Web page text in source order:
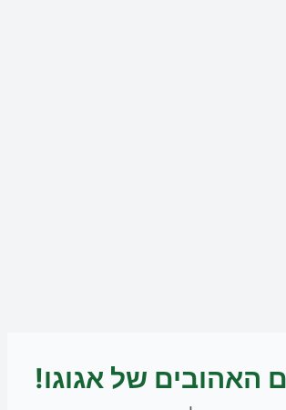
האהובים של אגוגו!